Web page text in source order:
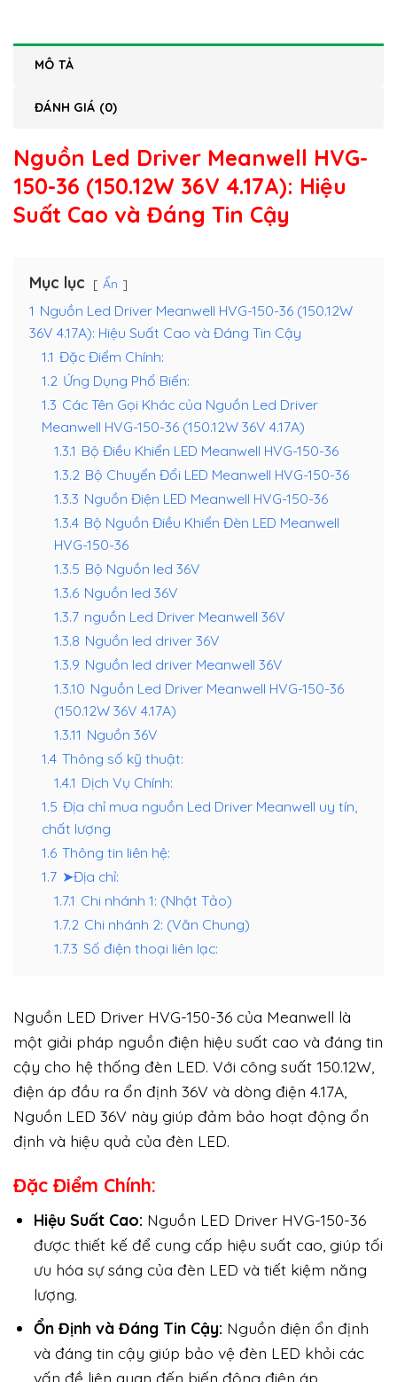
MÔ TẢ
ĐÁNH GIÁ (0)
Nguồn Led Driver Meanwell HVG-
150-36 (150.12W 36V 4.17A): Hiệu
Suất Cao và Đáng Tin Cậy
Mục lục Ẩn
1 Nguồn Led Driver Meanwell HVG-150-36 (150.12W
36V 4.17A): Hiệu Suất Cao và Đáng Tin Cậy
1.1 Đặc Điểm Chính:
1.2 Ứng Dụng Phổ Biến:
1.3 Các Tên Gọi Khác của Nguồn Led Driver
Meanwell HVG-150-36 (150.12W 36V 4.17A)
1.3.1 Bộ Điều Khiển LED Meanwell HVG-150-36
1.3.2 Bộ Chuyển Đổi LED Meanwell HVG-150-36
1.3.3 Nguồn Điện LED Meanwell HVG-150-36
1.3.4 Bộ Nguồn Điều Khiển Đèn LED Meanwell
HVG-150-36
1.3.5 Bộ Nguồn led 36V
1.3.6 Nguồn led 36V
1.3.7 nguồn Led Driver Meanwell 36V
1.3.8 Nguồn led driver 36V
1.3.9 Nguồn led driver Meanwell 36V
1.3.10 Nguồn Led Driver Meanwell HVG-150-36
(150.12W 36V 4.17A)
1.3.11 Nguồn 36V
1.4 Thông số kỹ thuật:
1.4.1 Dịch Vụ Chính:
1.5 Địa chỉ mua nguồn Led Driver Meanwell uy tín,
chất lượng
1.6 Thông tin liên hệ:
1.7 ➤Địa chỉ:
1.7.1 Chi nhánh 1: (Nhật Tảo)
1.7.2 Chi nhánh 2: (Văn Chung)
1.7.3 Số điện thoại liên lạc:
Nguồn LED Driver HVG-150-36 của Meanwell là
một giải pháp nguồn điện hiệu suất cao và đáng tin
cậy cho hệ thống đèn LED. Với công suất 150.12W,
điện áp đầu ra ổn định 36V và dòng điện 4.17A,
Nguồn LED 36V này giúp đảm bảo hoạt động ổn
định và hiệu quả của đèn LED.
Đặc Điểm Chính:
Hiệu Suất Cao: Nguồn LED Driver HVG-150-36
được thiết kế để cung cấp hiệu suất cao, giúp tối
ưu hóa sự sáng của đèn LED và tiết kiệm năng
lượng.
Ổn Định và Đáng Tin Cậy: Nguồn điện ổn định
và đáng tin cậy giúp bảo vệ đèn LED khỏi các
vấn đề liên quan đến biến động điện áp.